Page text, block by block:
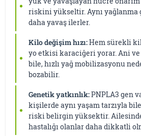
riskini yükseltir. Aynı yağlanma
daha yavaş ilerler.
Kilo değişim hızı:Hem sürekli
yo etkisi karaciğeri yorar. Ani
bile, hızlı yağ mobilizasyonu
bozabilir.
Genetik yatkınlık:PNPLA3 gen
kişilerde aynı yaşam tarzıyla
riski belirgin yüksektir.
hastalığı olanlar daha dikkatli